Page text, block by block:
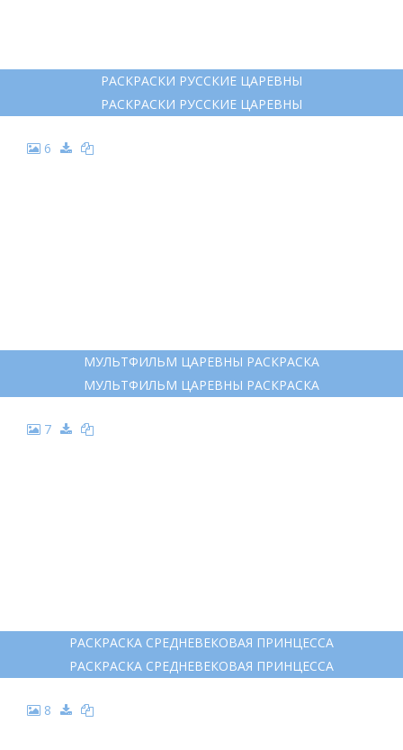
РАСКРАСКИ РУССКИЕ ЦАРЕВНЫ
РАСКРАСКИ РУССКИЕ ЦАРЕВНЫ
6
МУЛЬТФИЛЬМ ЦАРЕВНЫ РАСКРАСКА
МУЛЬТФИЛЬМ ЦАРЕВНЫ РАСКРАСКА
7
РАСКРАСКА СРЕДНЕВЕКОВАЯ ПРИНЦЕССА
РАСКРАСКА СРЕДНЕВЕКОВАЯ ПРИНЦЕССА
8